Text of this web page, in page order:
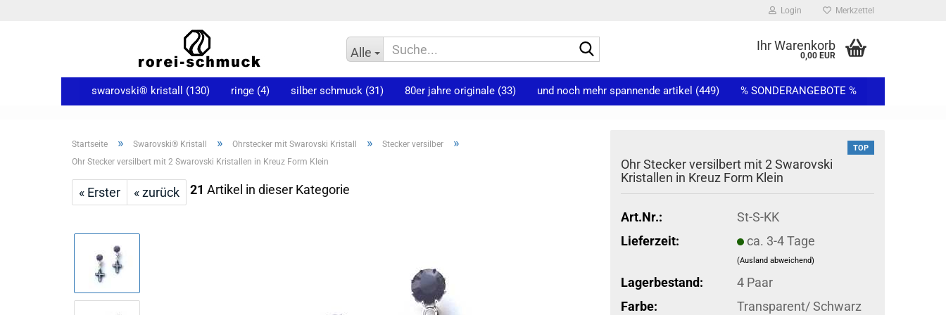
Login Merkzettel
Alle Ihr Warenkorb
0,00 EUR
swarovski® kristall (130) ringe (4) silber schmuck (31) 80er jahre originale (33) und noch mehr spannende artikel (449) % SONDERANGEBOTE %
Startseite » Swarovski® Kristall » Ohrstecker mit Swarovski Kristall » Stecker versilber »
Ohr Stecker versilbert mit 2 Swarovski Kristallen in Kreuz Form Klein
« Erster « zurück 21 Artikel in dieser Kategorie
TOP
Ohr Stecker versilbert mit 2 Swarovski
Kristallen in Kreuz Form Klein
Art.Nr.:
St-S-KK
Lieferzeit:
ca. 3-4 Tage
(Ausland abweichend)
Lagerbestand: 4 Paar
Farbe:
Transparent/ Schwarz